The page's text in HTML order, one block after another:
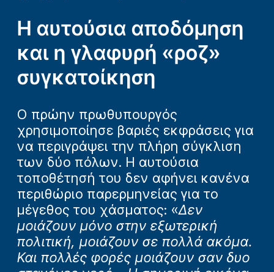
Η αυτούσια αποδόμηση
και η γλαφυρή «ροζ»
συγκατοίκηση
Ο πρώην πρωθυπουργός
χρησιμοποίησε βαριές εκφράσεις για
να περιγράψει την πλήρη σύγκλιση
των δύο πόλων. Η αυτούσια
τοποθέτησή του δεν αφήνει κανένα
περιθώριο παρερμηνείας για το
μέγεθος του χάσματος: «Δεν
μοιάζουν μόνο στην εξωτερική
πολιτική, μοιάζουν σε πολλά ακόμα.
Και πολλές φορές μοιάζουν σαν δυο